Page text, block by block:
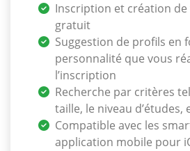
Inscription et création
gratuit
Suggestion de profils en
personnalité que vous
l’inscription
Recherche par critères tel
taille, le niveau d’études,
Compatible avec les
application mobile pour